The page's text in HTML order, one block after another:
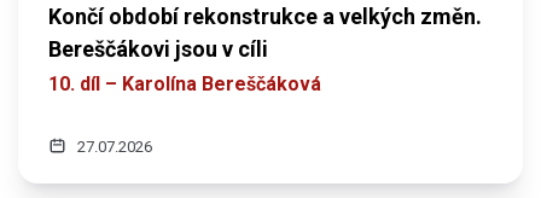
Končí období rekonstrukce a velkých změn.
Bereščákovi jsou v cíli
10. díl – Karolína Bereščáková
27.07.2026